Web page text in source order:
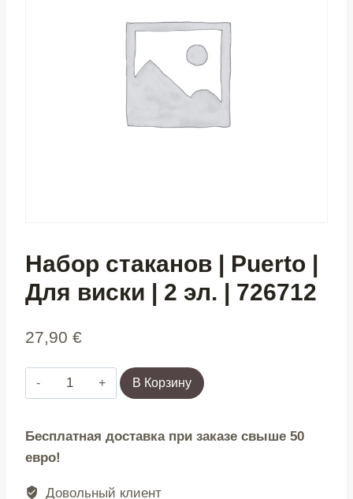
Набор стаканов | Puerto |
Для виски | 2 эл. | 726712
27,90 €
Количество
товара
стаканов
|
Puerto
В Корзину
Бесплатная доставка при заказе свыше 50
евро!
Довольный клиент